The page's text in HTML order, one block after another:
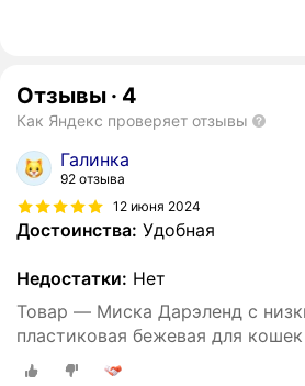
Отзывы · 4
Как Яндекс проверяет отзывы
Галинка
92 отзыва
12 июня 2024
Достоинства: Удобная
Недостатки: Нет
Товар — Миска Дарэленд с
пластиковая бежевая для
250 мл)